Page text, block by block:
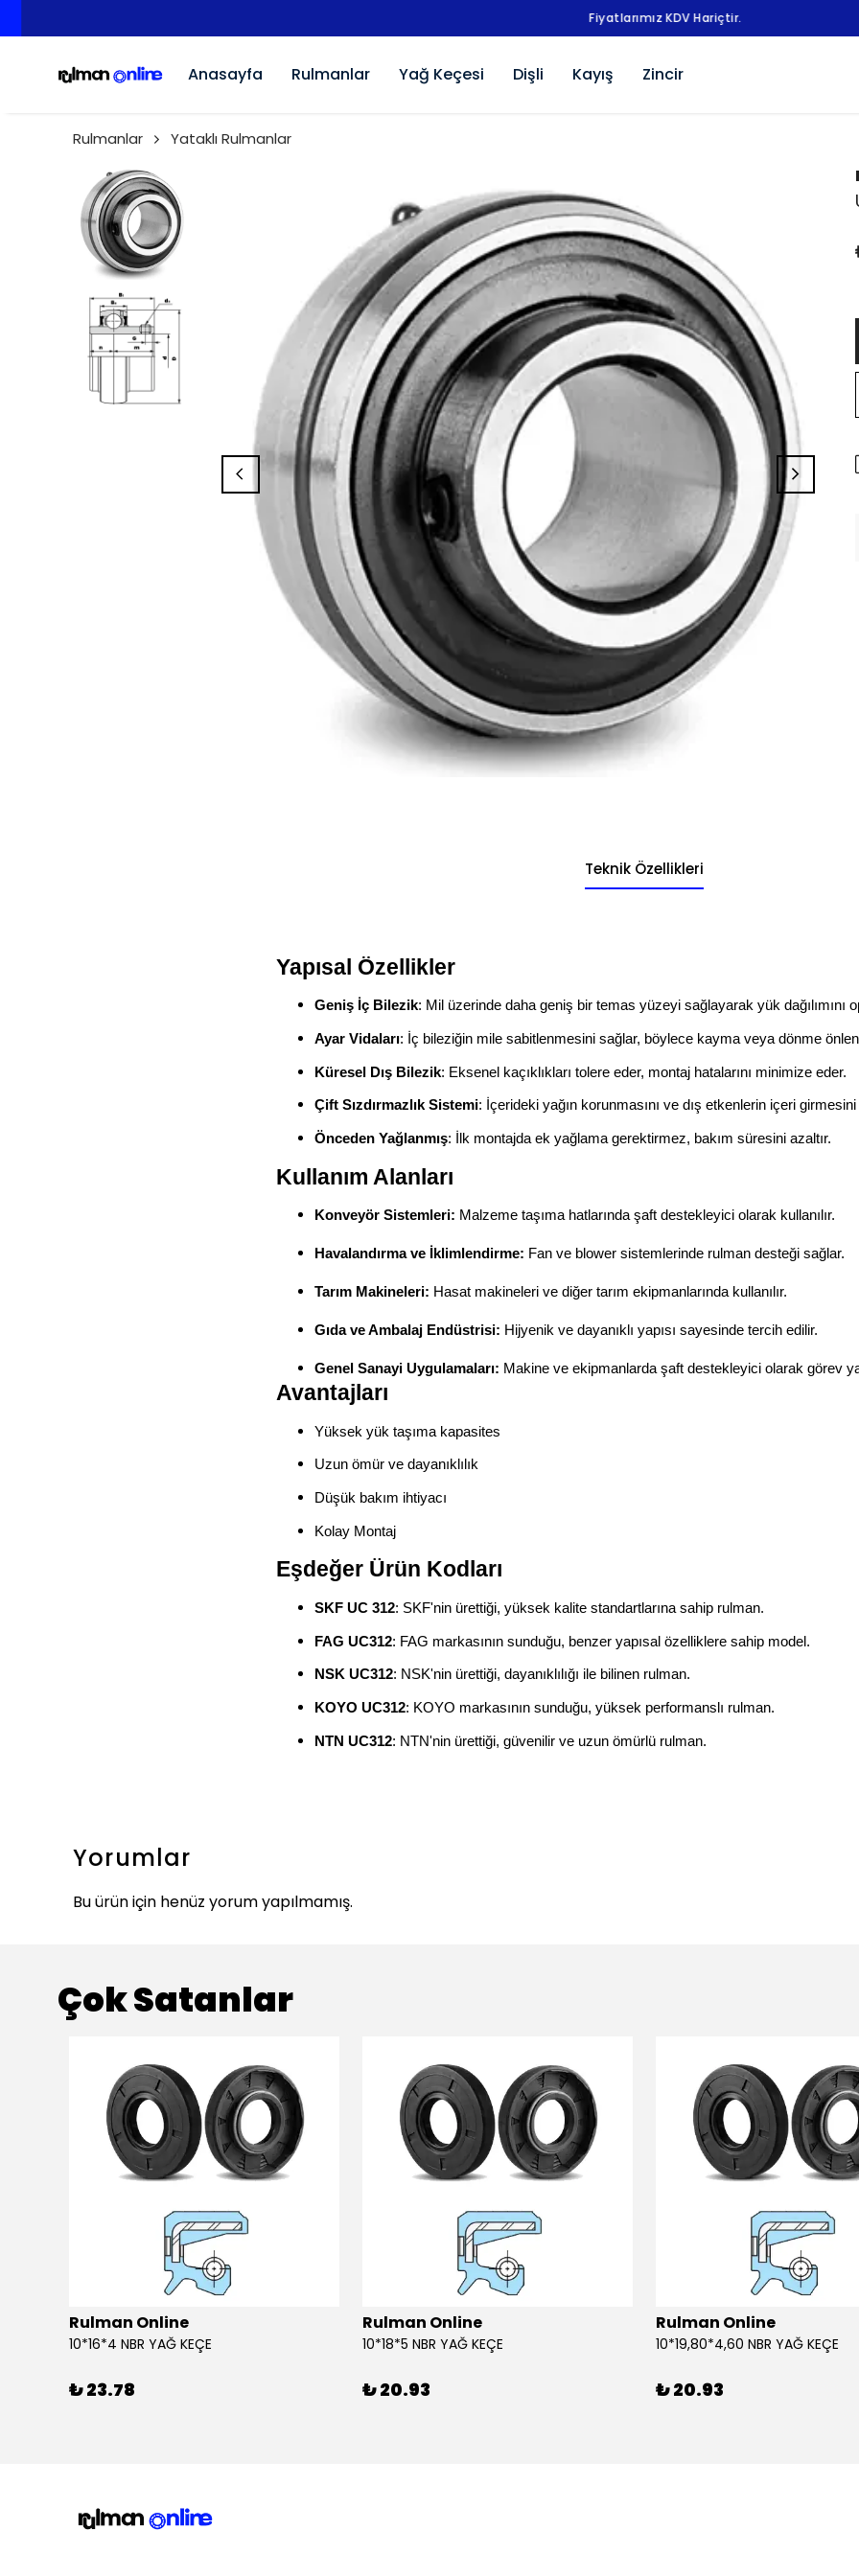
Fiyatlarımız KDV Hariçtir.
Anasayfa Rulmanlar Yağ Keçesi Dişli Kayış Zincir
Rulmanlar Yataklı Rulmanlar
Teknik Özellikleri
Yapısal Özellikler
Geniş İç Bilezik: Mil üzerinde daha geniş bir temas yüzeyi sağlayarak yük dağılımını
Ayar Vidaları: İç bileziğin mile sabitlenmesini sağlar, böylece kayma veya dönme
Küresel Dış Bilezik: Eksenel kaçıklıkları tolere eder, montaj hatalarını minimize eder.
Çift Sızdırmazlık Sistemi: İçerideki yağın korunmasını ve dış etkenlerin içeri girmesini
Önceden Yağlanmış: İlk montajda ek yağlama gerektirmez, bakım süresini azaltır.
Kullanım Alanları
Konveyör Sistemleri: Malzeme taşıma hatlarında şaft destekleyici olarak kullanılır.
Havalandırma ve İklimlendirme: Fan ve blower sistemlerinde rulman desteği sağlar.
Tarım Makineleri: Hasat makineleri ve diğer tarım ekipmanlarında kullanılır.
Gıda ve Ambalaj Endüstrisi: Hijyenik ve dayanıklı yapısı sayesinde tercih edilir.
Genel Sanayi Uygulamaları: Makine ve ekipmanlarda şaft destekleyici olarak görev
Avantajları
Yüksek yük taşıma kapasites
Uzun ömür ve dayanıklılık
Düşük bakım ihtiyacı
Kolay Montaj
Eşdeğer Ürün Kodları
SKF UC 312: SKF'nin ürettiği, yüksek kalite standartlarına sahip rulman.
FAG UC312: FAG markasının sunduğu, benzer yapısal özelliklere sahip model.
NSK UC312: NSK'nin ürettiği, dayanıklılığı ile bilinen rulman.
KOYO UC312: KOYO markasının sunduğu, yüksek performanslı rulman.
NTN UC312: NTN'nin ürettiği, güvenilir ve uzun ömürlü rulman.
Yorumlar
Bu ürün için henüz yorum yapılmamış.
Çok Satanlar
Rulman Online
10*16*4 NBR YAĞ KEÇE
₺ 23.78
Rulman Online
10*18*5 NBR YAĞ KEÇE
₺ 20.93
Rulman Online
10*19,80*4,60 NBR YAĞ KEÇE
₺ 20.93